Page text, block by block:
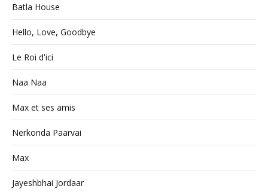
Batla House
Hello, Love, Goodbye
Le Roi d'ici
Naa Naa
Max et ses amis
Nerkonda Paarvai
Max
Jayeshbhai Jordaar